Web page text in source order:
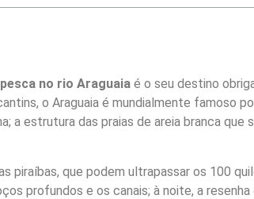
pesca no rio Araguaia é o seu destino
o Araguaia é mundialmente famoso
a estrutura das praias de areia branca que
piraíbas, que podem ultrapassar os 100
profundos e os canais; à noite, a resenha